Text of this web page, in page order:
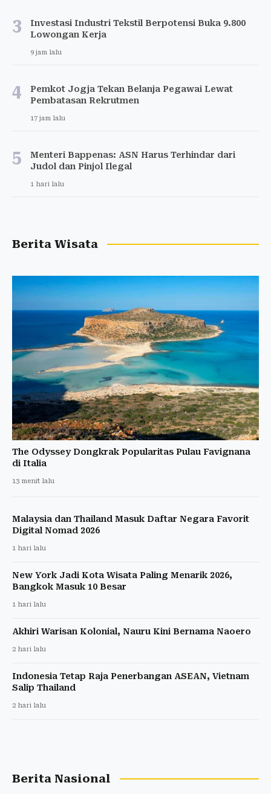
3
Investasi Industri Tekstil Berpotensi Buka 9.800
Lowongan Kerja
9 jam lalu
4
Pemkot Jogja Tekan Belanja Pegawai Lewat
Pembatasan Rekrutmen
17 jam lalu
5
Menteri Bappenas: ASN Harus Terhindar dari
Judol dan Pinjol Ilegal
1 hari lalu
Berita Wisata
The Odyssey Dongkrak Popularitas Pulau Favignana
di Italia
13 menit lalu
Malaysia dan Thailand Masuk Daftar Negara Favorit
Digital Nomad 2026
1 hari lalu
New York Jadi Kota Wisata Paling Menarik 2026,
Bangkok Masuk 10 Besar
1 hari lalu
Akhiri Warisan Kolonial, Nauru Kini Bernama Naoero
2 hari lalu
Indonesia Tetap Raja Penerbangan ASEAN, Vietnam
Salip Thailand
2 hari lalu
Berita Nasional